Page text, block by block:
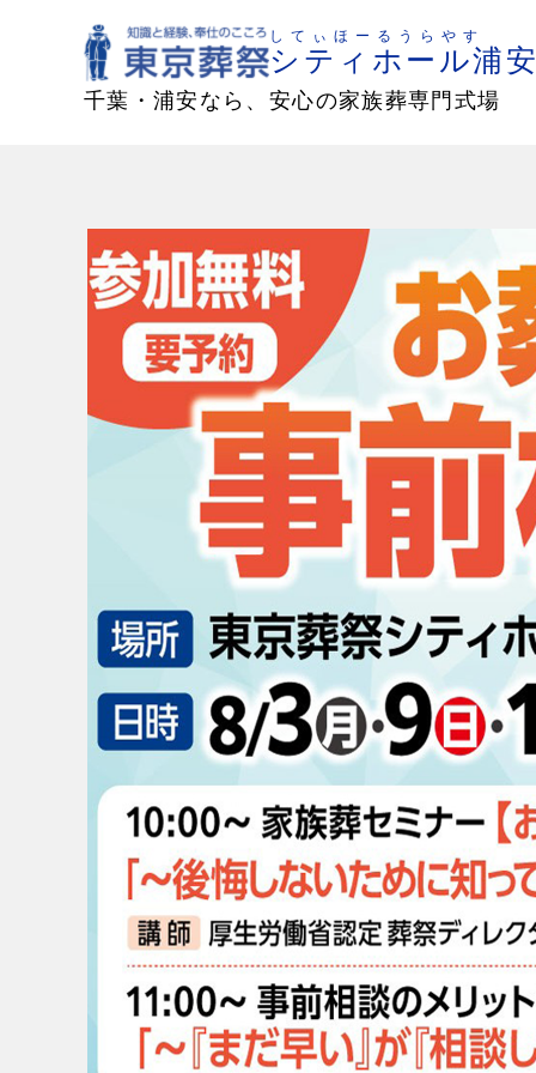
してぃほーるうらやす
シティホール浦
千葉・浦安なら、安心の家族葬専門式場